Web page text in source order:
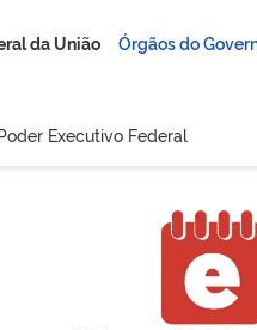
da União Órgãos do
Executivo Federal